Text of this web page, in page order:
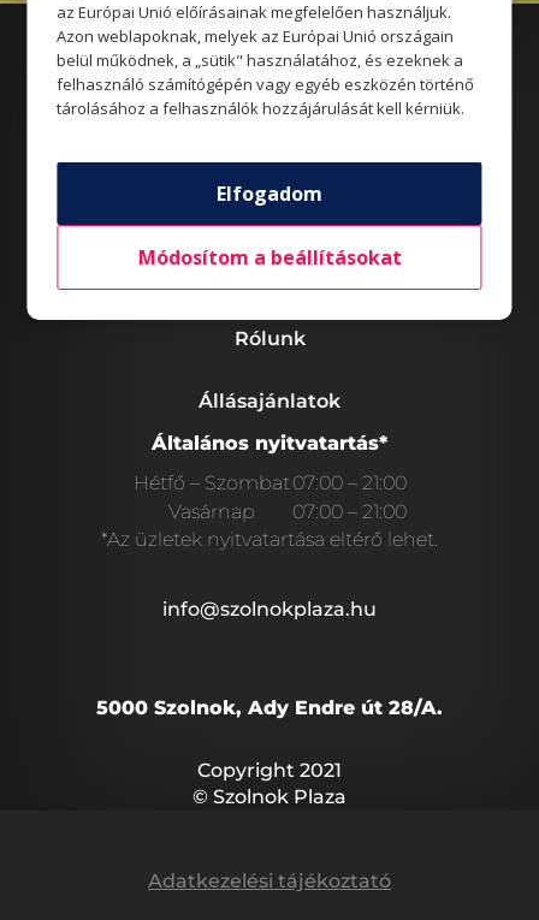
Aktualitások
Rólunk
Állásajánlatok
Általános nyitvatartás*
Hétfő – Szombat07:00 – 21:00
Vasárnap
07:00 – 21:00
*Az üzletek nyitvatartása eltérő lehet.
info@szolnokplaza.hu
5000 Szolnok, Ady Endre út 28/A.
Copyright 2021
© Szolnok Plaza
Adatkezelési tájékoztató
az Európai Unió előírásainak megfelelően használjuk.
Azon weblapoknak, melyek az Európai Unió országain
belül működnek, a „sütik" használatához, és ezeknek a
felhasználó számítógépén vagy egyéb eszközén történő
tárolásához a felhasználók hozzájárulását kell kérniük.
Elfogadom
Módosítom a beállításokat